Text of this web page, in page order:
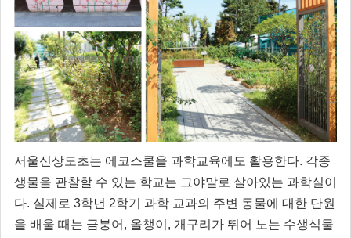
서울신상도초는 에코스쿨을 과학교육에도 활용한다. 각종
생물을 관찰할 수 있는 학교는 그야말로 살아있는 과학실이
다. 실제로 3학년 2학기 과학 교과의 주변 동물에 대한 단원
을 배울 때는 금붕어, 올챙이, 개구리가 뛰어 노는 수생식물